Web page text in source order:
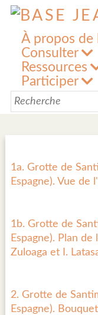
À propos de
Consulter
Ressources
Participer
1a. Grotte de
Espagne). Vue
1b. Grotte de
Espagne). Plan
Zuloaga et I.
2. Grotte de
Espagne).